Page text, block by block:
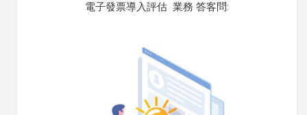
電子發票導入評估 業務 答客問: